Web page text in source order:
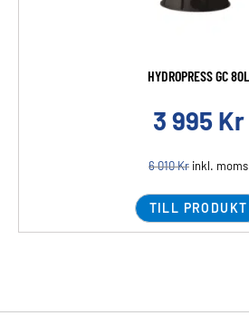
HYDROPRESS GC 80L
3 995 Kr
6 010Kr inkl. moms
TILL PRODUKT